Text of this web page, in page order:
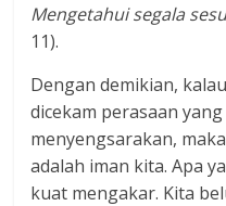
Mengetahui segala
11).
Dengan demikian,
dicekam perasaan
menyengsarakan,
adalah iman kita. Apa
kuat mengakar. Kita